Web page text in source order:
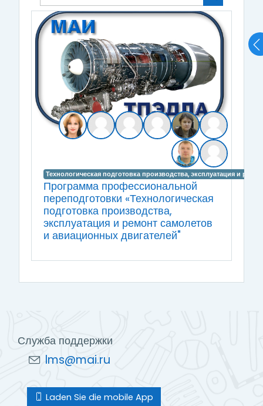
Kurse
Технологическая подготовка производства, эксплуатация и
Программа профессиональной
переподготовки «Технологическая
подготовка производства,
эксплуатация и ремонт самолетов
и авиационных двигателей"
Служба поддержки
lms@mai.ru
Laden Sie die mobile App